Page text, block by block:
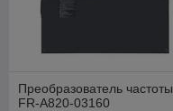
Преобразователь частоты
FR-A820-03160